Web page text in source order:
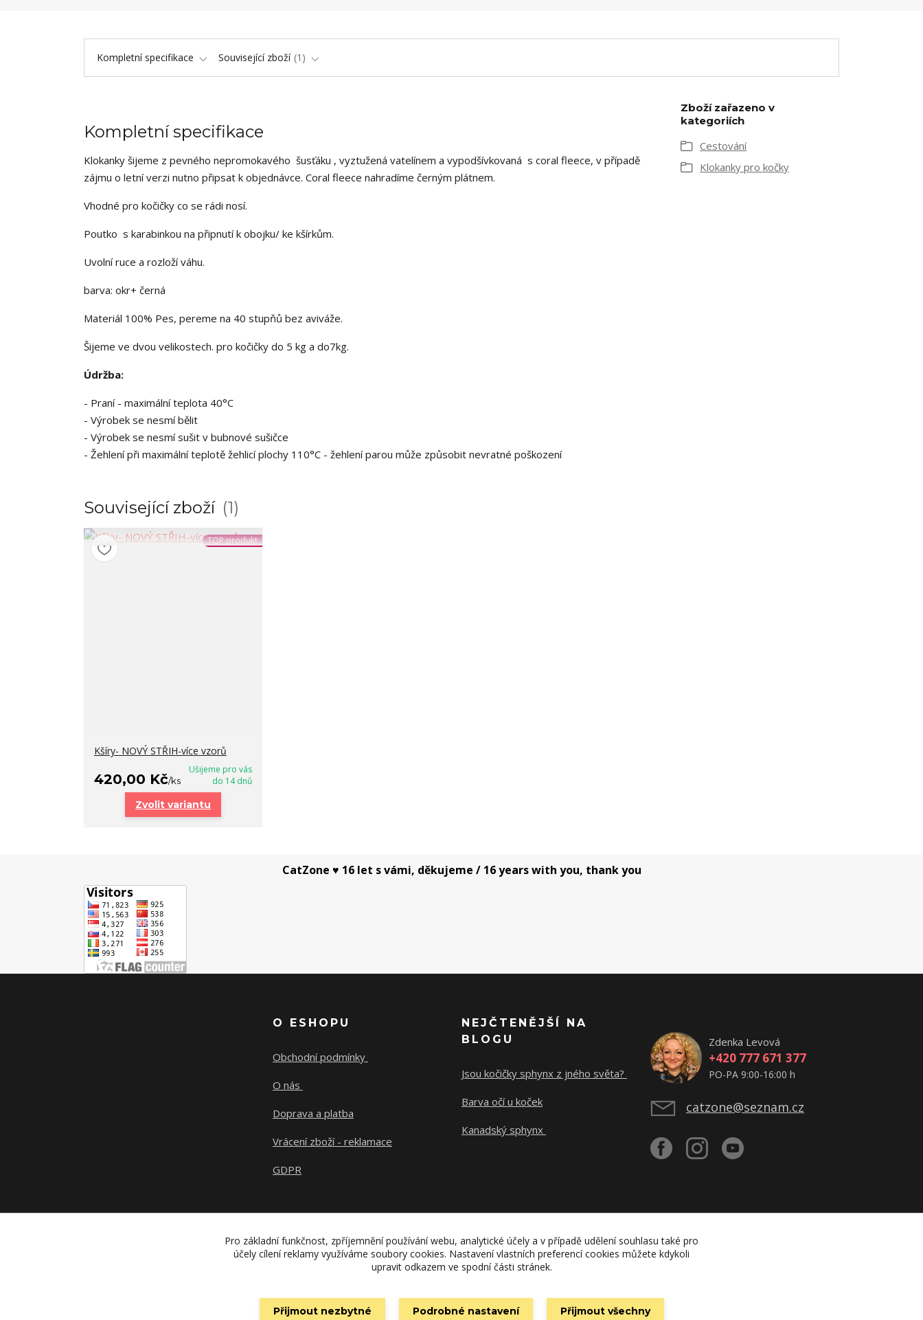
Kompletní specifikace Související zboží 1
Kompletní specifikace
Klokanky šijeme z pevného nepromokavého šusťáku , vyztužená vatelínem a vypodšívkovaná s coral fleece, v případě
zájmu o letní verzi nutno připsat k objednávce. Coral fleece nahradíme černým plátnem.
Vhodné pro kočičky co se rádi nosí.
Poutko s karabinkou na připnutí k obojku/ ke kšírkům.
Uvolní ruce a rozloží váhu.
barva: okr+ černá
Materiál 100% Pes, pereme na 40 stupňů bez aviváže.
Šijeme ve dvou velikostech. pro kočičky do 5 kg a do7kg.
Údržba:
- Praní - maximální teplota 40°C
- Výrobek se nesmí bělit
- Výrobek se nesmí sušit v bubnové sušičce
- Žehlení při maximální teplotě žehlicí plochy 110°C - žehlení parou může způsobit nevratné poškození
Zboží zařazeno v
kategoriích
Cestování
Klokanky pro kočky
Související zboží 1
TOP produkt
Kšíry- NOVÝ STŘIH-více vzorů
420,00 Kč/ks
Ušijeme pro vás
do 14 dnů
Zvolit variantu
CatZone ♥ 16 let s vámi, děkujeme / 16 years with you, thank you
O ESHOPU
Obchodní podmínky
O nás
Doprava a platba
Vrácení zboží - reklamace
GDPR
NEJČTENĚJŠÍ NA
BLOGU
Jsou kočičky sphynx z jného světa?
Barva očí u koček
Kanadský sphynx
Zdenka Levová
+420 777 671 377
PO-PA 9:00-16:00 h
catzone@seznam.cz
Vytvořeno na
Eshop-rychle.cz
Pro základní funkčnost, zpříjemnění používání webu, analytické účely a v případě udělení souhlasu také pro
účely cílení reklamy využíváme soubory cookies. Nastavení vlastních preferencí cookies můžete kdykoli
upravit odkazem ve spodní části stránek.
Přijmout nezbytné Podrobné nastavení Přijmout všechny